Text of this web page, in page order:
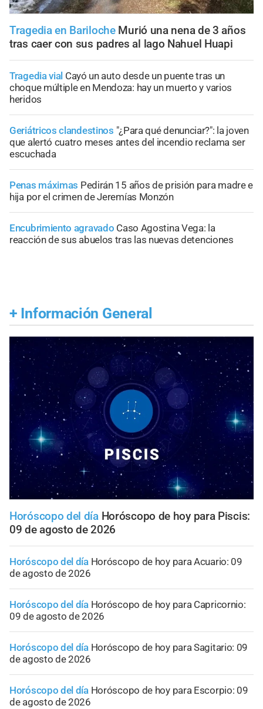
Tragedia en Bariloche Murió una nena de 3 años
tras caer con sus padres al lago Nahuel Huapi
Tragedia vial Cayó un auto desde un puente tras un
choque múltiple en Mendoza: hay un muerto y varios
heridos
Geriátricos clandestinos "¿Para qué denunciar?": la joven
que alertó cuatro meses antes del incendio reclama ser
escuchada
Penas máximas Pedirán 15 años de prisión para madre e
hija por el crimen de Jeremías Monzón
Encubrimiento agravado Caso Agostina Vega: la
reacción de sus abuelos tras las nuevas detenciones
+ Información General
Horóscopo del día Horóscopo de hoy para Piscis:
09 de agosto de 2026
Horóscopo del día Horóscopo de hoy para Acuario: 09
de agosto de 2026
Horóscopo del día Horóscopo de hoy para Capricornio:
09 de agosto de 2026
Horóscopo del día Horóscopo de hoy para Sagitario: 09
de agosto de 2026
Horóscopo del día Horóscopo de hoy para Escorpio: 09
de agosto de 2026